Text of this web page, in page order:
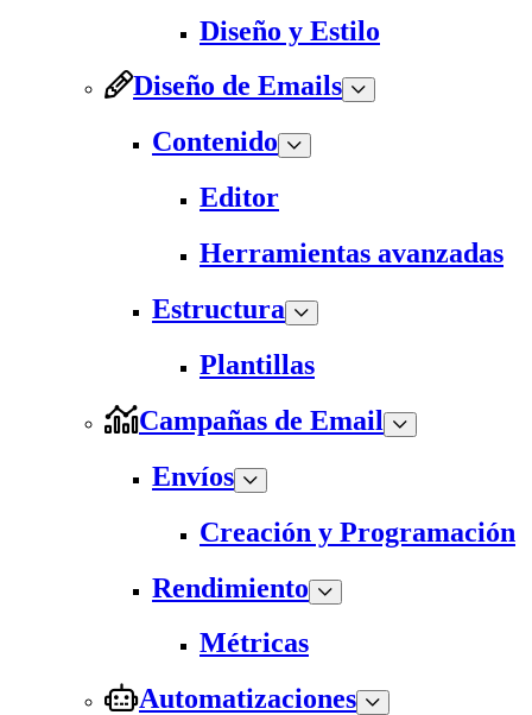
Diseño y Estilo
Diseño de Emails
Contenido
Editor
Herramientas avanzadas
Estructura
Plantillas
Campañas de Email
Envíos
Creación y Programación
Rendimiento
Métricas
Automatizaciones